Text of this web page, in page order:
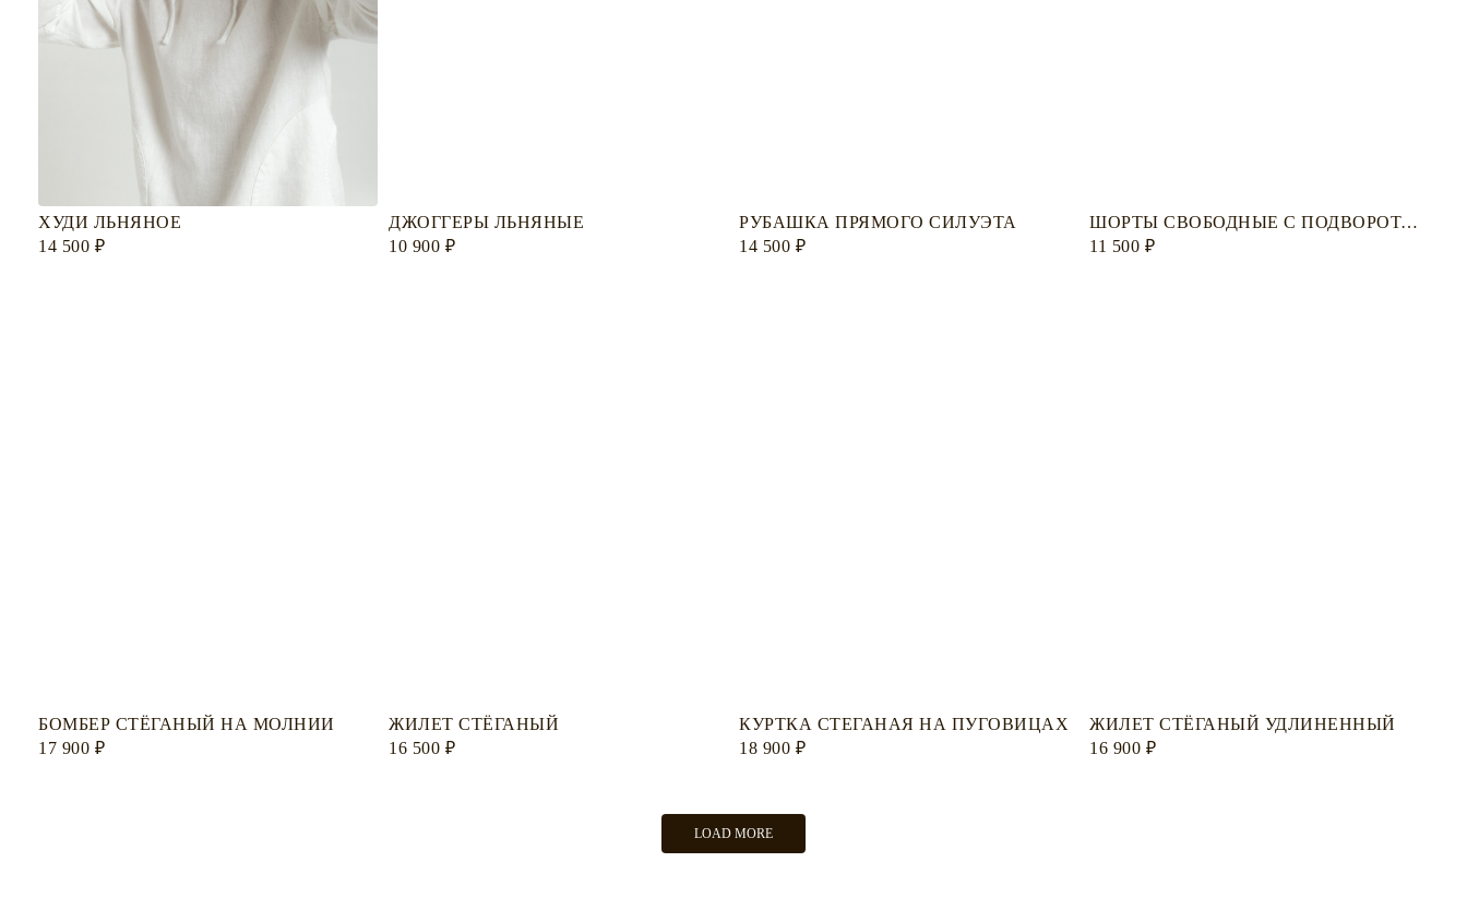
ХУДИ ЛЬНЯНОЕ
14 500 ₽
ДЖОГГЕРЫ ЛЬНЯНЫЕ
10 900 ₽
РУБАШКА ПРЯМОГО СИЛУЭТА
14 500 ₽
ШОРТЫ СВОБОДНЫЕ С ПОДВОРОТАМИ
11 500 ₽
БОМБЕР СТЁГАНЫЙ НА МОЛНИИ
17 900 ₽
ЖИЛЕТ СТЁГАНЫЙ
16 500 ₽
КУРТКА СТЕГАНАЯ НА ПУГОВИЦАХ
18 900 ₽
ЖИЛЕТ СТЁГАНЫЙ УДЛИНЕННЫЙ
16 900 ₽
LOAD MORE